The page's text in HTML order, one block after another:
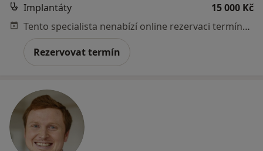
Implantáty
15 000 Kč
Tento specialista nenabízí online rezervaci termínu na této adrese.
Rezervovat termín